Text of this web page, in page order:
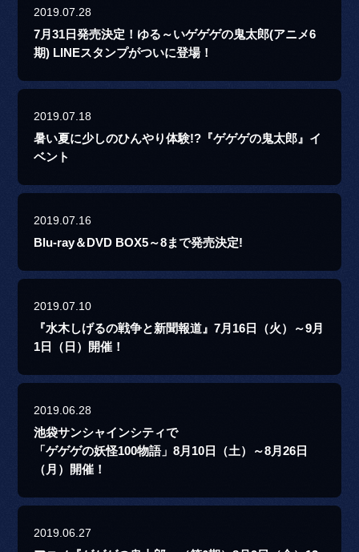
2019.07.28
7月31日発売決定！ゆる～いゲゲゲの鬼太郎(アニメ6
期) LINEスタンプがついに登場！
2019.07.18
暑い夏に少しのひんやり体験!?『ゲゲゲの鬼太郎』イ
ベント
2019.07.16
Blu-ray＆DVD BOX5～8まで発売決定!
2019.07.10
『水木しげるの戦争と新聞報道』7月16日（火）～9月
1日（日）開催！
2019.06.28
池袋サンシャインシティで
「ゲゲゲの妖怪100物語」8月10日（土）～8月26日
（月）開催！
2019.06.27